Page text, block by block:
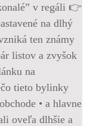
v regáli 👉
na dlhý
ten známy
listov a zvyšok
na
tieto bylinky
• a hlavne
oveľa dlhšie a